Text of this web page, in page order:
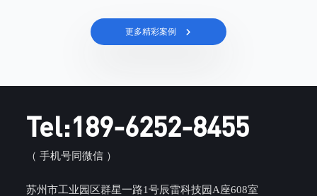
更多精彩案例
Tel:189-6252-8455
（ 手机号同微信 ）
苏州市工业园区群星一路1号辰雷科技园A座608室